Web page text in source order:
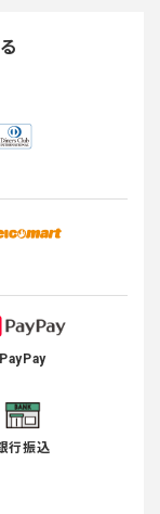
PayPay
行振込